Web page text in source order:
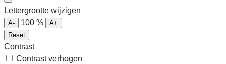
Lettergrootte wijzigen
A- 100 %
A+
Reset
Contrast
Contrast verhogen